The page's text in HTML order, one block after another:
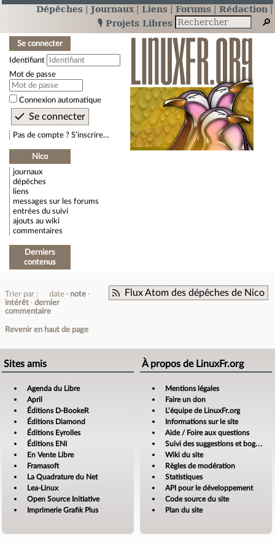
Dépêches Journaux Liens Forums
Rédaction
🎙️ Projets Libres
Se connecter
Identifiant
Mot de passe
Connexion automatique
Pas de compte ? S’inscrire…
Nico
journaux
dépêches
liens
messages sur les forums
entrées du suivi
ajouts au wiki
commentaires
Derniers
contenus
Flux Atom des dépêches de Nico
Trier par : date
note
intérêt
dernier
commentaire
Revenir en haut de page
Sites amis
Agenda du Libre
April
Éditions D-BookeR
Éditions Diamond
Éditions Eyrolles
Éditions ENI
En Vente Libre
Framasoft
La Quadrature du Net
Lea-Linux
Open Source Initiative
Imprimerie Grafik Plus
À propos de LinuxFr.org
Mentions légales
Faire un don
L’équipe de LinuxFr.org
Informations sur le site
Aide / Foire aux questions
Suivi des suggestions et bogues
Wiki du site
Règles de modération
Statistiques
API pour le développement
Code source du site
Plan du site